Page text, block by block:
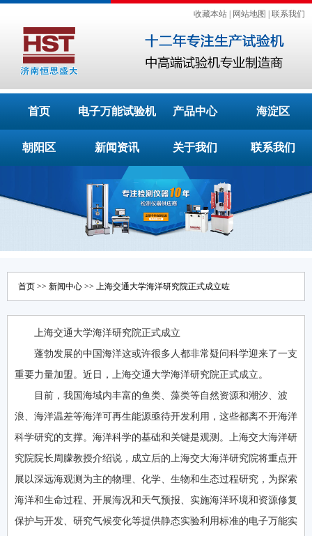
收藏本站 网站地图 联系我们
首页 电子万能试验机 产品中心 海淀区
朝阳区 新闻资讯 关于我们 联系我们
首页 >> 新闻中心 >> 上海交通大学海洋研究院正式成立咗
上海交通大学海洋研究院正式成立
蓬勃发展的中国海洋这或许很多人都非常疑问科学迎来了一支
重要力量加盟。近日，上海交通大学海洋研究院正式成立。
目前，我国海域内丰富的鱼类、藻类等自然资源和潮汐、波
浪、海洋温差等海洋可再生能源亟待开发利用，这些都离不开海洋
科学研究的支撑。海洋科学的基础和关键是观测。上海交大海洋研
究院院长周朦教授介绍说，成立后的上海交大海洋研究院将重点开
展以深远海观测为主的物理、化学、生物和生态过程研究，为探索
海洋和生命过程、开展海况和天气预报、实施海洋环境和资源修复
保护与开发、研究气候变化等提供静态实验利用标准的电子万能实